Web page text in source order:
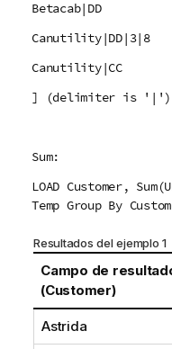
Betacab|DD
Canutility|DD|3|8
Canutility|CC
] (delimiter is
Sum:
LOAD Customer,
Temp Group By
Resultados del ejemplo 1
Campo de
(Customer)
Astrida